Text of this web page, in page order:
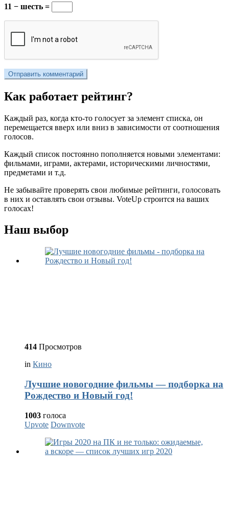
11 − шесть =
Как работает рейтинг?
Каждый раз, когда кто-то голосует за элемент списка, он
перемещается вверх или вниз в зависимости от соотношения
голосов.
Каждый список постоянно пополняется новыми элементами:
фильмами, играми, актерами, историческими личностями,
предметами и т.д.
Не забывайте проверять свои любимые рейтинги, голосовать
в них и оставлять свои отзывы. VoteUp строится на ваших
голосах!
Наш выбор
414 Просмотров
in Кино
Лучшие новогодние фильмы — подборка на
Рождество и Новый год!
1003 голоса
Upvote Downvote